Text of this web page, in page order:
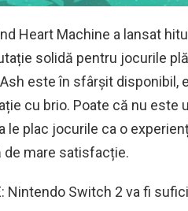
Heart Machine a lansat
solidă pentru jocurile
este în sfârșit disponibil,
cu brio. Poate că nu este
le plac jocurile ca o
de mare satisfacție.
Nintendo Switch 2 va fi